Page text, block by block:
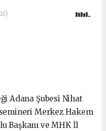
Adana Şubesi Nihat
Merkez Hakem
Başkanı ve MHK İl